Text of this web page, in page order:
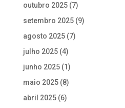
outubro 2025(7)
setembro 2025(9)
agosto 2025(7)
julho 2025(4)
junho 2025(1)
maio 2025(8)
abril 2025(6)